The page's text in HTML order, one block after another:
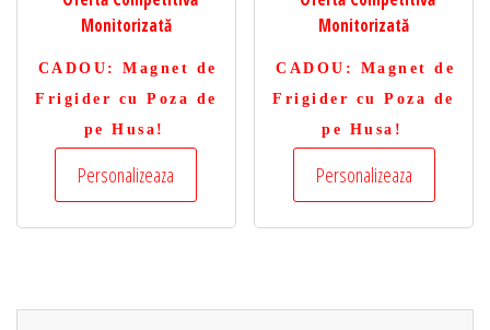
Monitorizată
CADOU : Magnet de
Frigider cu Poza de
pe Husa!
Personalizeaza
Monitorizată
CADOU : Magnet de
Frigider cu Poza de
pe Husa!
Personalizeaza